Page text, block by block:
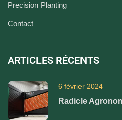
Precision Planting
Contact
ARTICLES RÉCENTS
6 février 2024
Radicle